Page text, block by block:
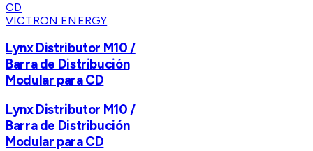
VICTRON ENERGY
Lynx Distributor M10 /
Barra de Distribución
Modular para CD
Lynx Distributor M10 /
Barra de Distribución
Modular para CD